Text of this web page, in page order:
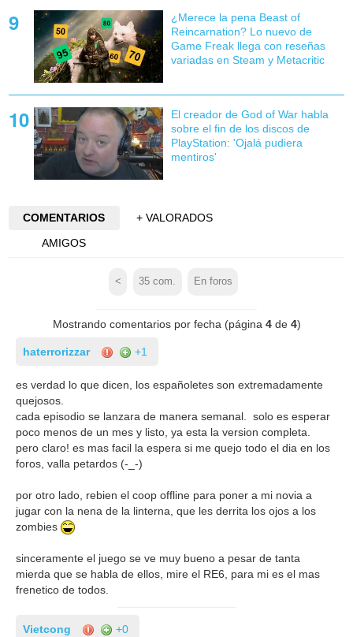
¿Merece la pena Beast of
Reincarnation? Lo nuevo de
Game Freak llega con reseñas
variadas en Steam y Metacritic
El creador de God of War habla
sobre el fin de los discos de
PlayStation: 'Ojalá pudiera
mentiros'
COMENTARIOS
+ VALORADOS
AMIGOS
< 35 com. En foros
Mostrando comentarios por fecha (página 4de 4)
haterrorizzar +1
es verdad lo que dicen, los españoletes son extremadamente
quejosos.
cada episodio se lanzara de manera semanal. solo es esperar
poco menos de un mes y listo, ya esta la version completa.
pero claro! es mas facil la espera si me quejo todo el dia en los
foros, valla petardos (-_-)
por otro lado, rebien el coop offline para poner a mi novia a
jugar con la nena de la linterna, que les derrita los ojos a los
zombies
sinceramente el juego se ve muy bueno a pesar de tanta
mierda que se habla de ellos, mire el RE6, para mi es el mas
frenetico de todos.
Vietcong +0